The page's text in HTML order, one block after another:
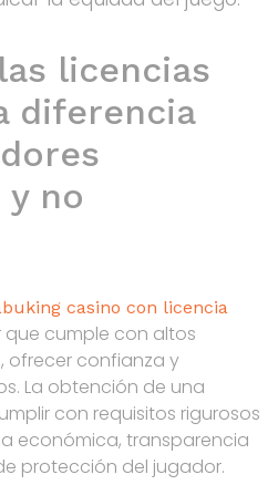
licencias
diferencia
no
casino con licencia
cumple con altos
ofrecer confianza y
La obtención de una
con requisitos rigurosos
económica, transparencia
protección del jugador.